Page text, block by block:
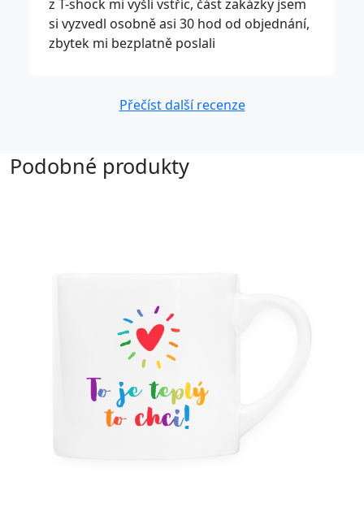
z T-shock mi vyšli vstříc, část zakázky jsem
si vyzvedl osobně asi 30 hod od objednání,
zbytek mi bezplatně poslali
Přečíst další recenze
Podobné produkty